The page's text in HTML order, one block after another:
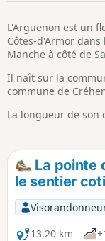
L'Arguenon est un
Côtes-d'Armor
Manche à côté de
Il naît sur la
commune de
La longueur de son
La pointe
le sentier
13,20 km